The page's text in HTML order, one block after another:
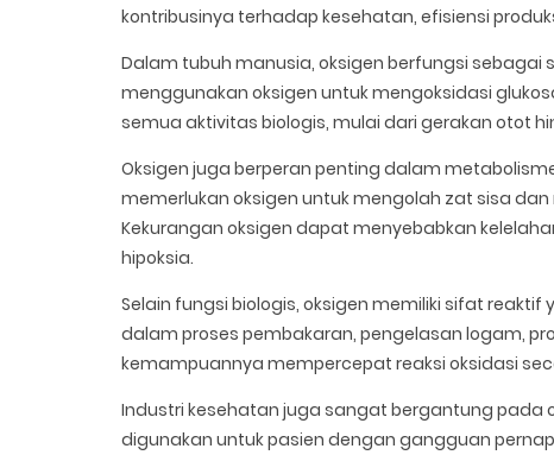
kontribusinya terhadap kesehatan, efisiensi
Dalam tubuh manusia, oksigen berfungsi sebagai
menggunakan oksigen untuk mengoksidasi
semua aktivitas biologis, mulai dari gerakan otot
Oksigen juga berperan penting dalam
memerlukan oksigen untuk mengolah zat sisa
Kekurangan oksigen dapat menyebabkan
hipoksia.
Selain fungsi biologis, oksigen memiliki sifat
dalam proses pembakaran, pengelasan logam,
kemampuannya mempercepat reaksi oksidasi
Industri kesehatan juga sangat bergantung pada
digunakan untuk pasien dengan gangguan